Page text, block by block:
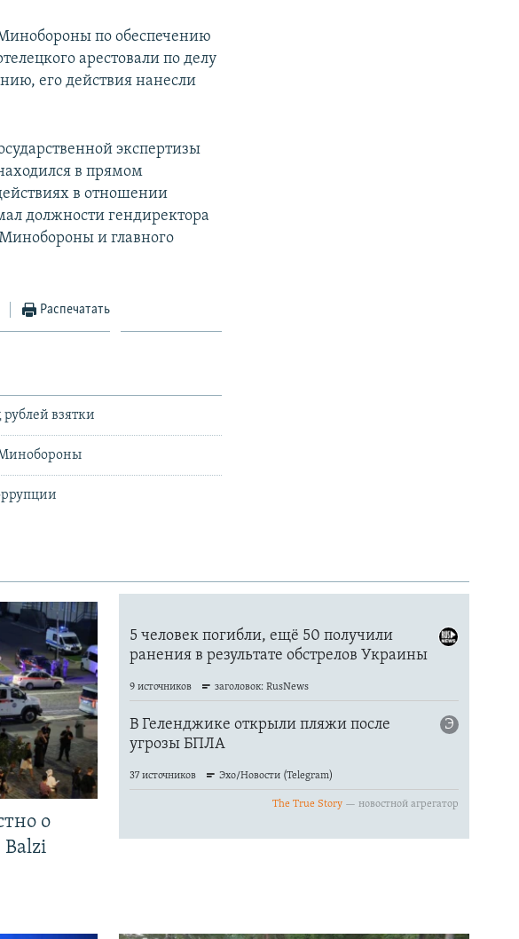
по обеспечению
арестовали по делу
его действия нанесли
экспертизы
в прямом
в отношении
должности гендиректора
Минобороны и главного
Распечатать
взятки
Минобороны
о
Balzi